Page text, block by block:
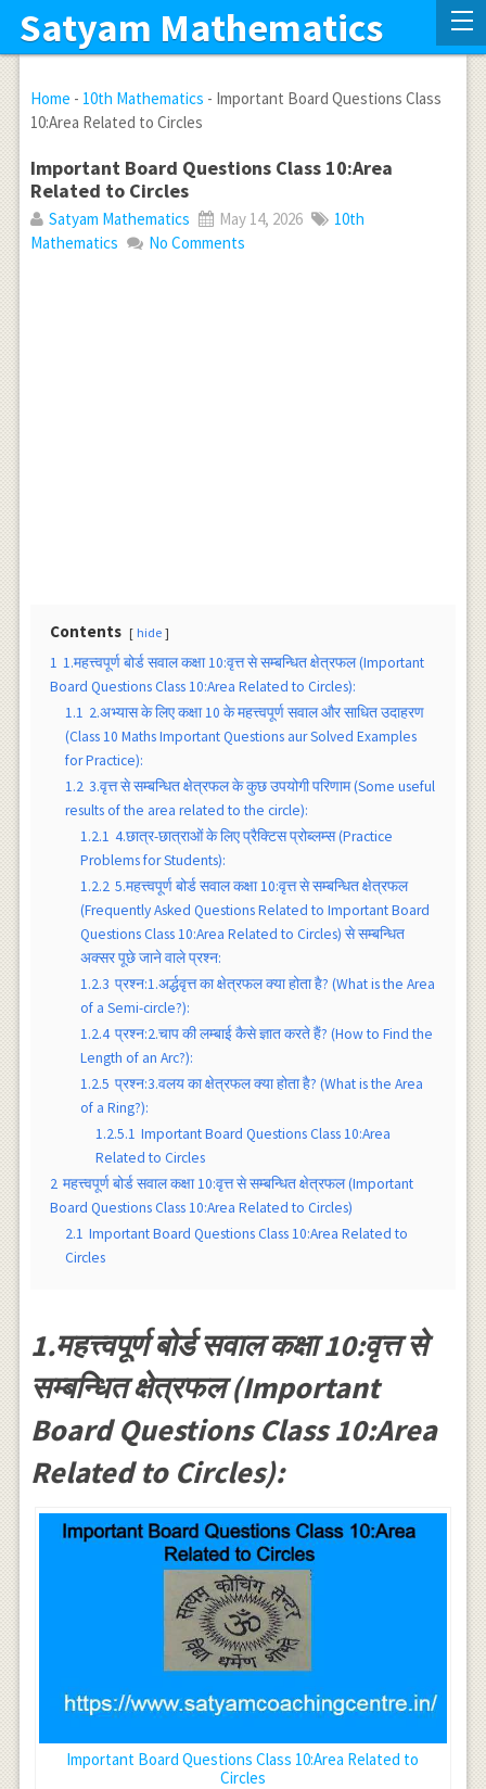
Satyam Mathematics
Home - 10th Mathematics - Important Board Questions Class
10:Area Related to Circles
Important Board Questions Class 10:Area
Related to Circles
Satyam Mathematics May 14, 2026
10th
Mathematics
No Comments
Contents hide
1 1.महत्त्वपूर्ण बोर्ड सवाल कक्षा 10:वृत्त से सम्बन्धित क्षेत्रफल (Important
Board Questions Class 10:Area Related to Circles):
1.1 2.अभ्यास के लिए कक्षा 10 के महत्त्वपूर्ण सवाल और साधित उदाहरण
(Class 10 Maths Important Questions aur Solved Examples
for Practice):
1.2 3.वृत्त से सम्बन्धित क्षेत्रफल के कुछ उपयोगी परिणाम (Some useful
results of the area related to the circle):
1.2.1 4.छात्र-छात्राओं के लिए प्रैक्टिस प्रोब्लम्स (Practice
Problems for Students):
1.2.2 5.महत्त्वपूर्ण बोर्ड सवाल कक्षा 10:वृत्त से सम्बन्धित क्षेत्रफल
(Frequently Asked Questions Related to Important Board
Questions Class 10:Area Related to Circles) से सम्बन्धित
अक्सर पूछे जाने वाले प्रश्न:
1.2.3 प्रश्न:1.अर्द्धवृत्त का क्षेत्रफल क्या होता है? (What is the Area
of a Semi-circle?):
1.2.4 प्रश्न:2.चाप की लम्बाई कैसे ज्ञात करते हैं? (How to Find the
Length of an Arc?):
1.2.5 प्रश्न:3.वलय का क्षेत्रफल क्या होता है? (What is the Area
of a Ring?):
1.2.5.1 Important Board Questions Class 10:Area
Related to Circles
2 महत्त्वपूर्ण बोर्ड सवाल कक्षा 10:वृत्त से सम्बन्धित क्षेत्रफल (Important
Board Questions Class 10:Area Related to Circles)
2.1 Important Board Questions Class 10:Area Related to
Circles
1.महत्त्वपूर्ण बोर्ड सवाल कक्षा 10:वृत्त से
सम्बन्धित क्षेत्रफल (Important
Board Questions Class 10:Area
Related to Circles):
Important Board Questions Class 10:Area Related to
Circles